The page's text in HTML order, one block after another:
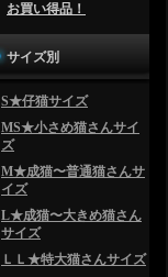
お買い得品！
サイズ別
S★仔猫サイズ
MS★小さめ猫さんサイ
ズ
M★成猫〜普通猫さんサ
イズ
L★成猫〜大きめ猫さん
サイズ
ＬＬ★特大猫さんサイズ